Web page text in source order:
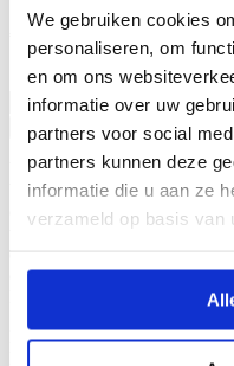
We gebruiken cookies
personaliseren, om
en om ons
informatie over uw
partners voor social
partners kunnen deze
informatie die u aan ze
verzameld op basis van
kledingmaat
Stralende
vest
met
Mesh-
aantal
In mijn winkelmandje
Voeg een vleugje glamour
bronskleurige vest Dit
open geweven mesh-design,
touch” is voor elke outfit. Of
combinatiemogelijkheden.
Kleur: Warme brons/
Design: gehaakte look.
Details: Lange franjes voor